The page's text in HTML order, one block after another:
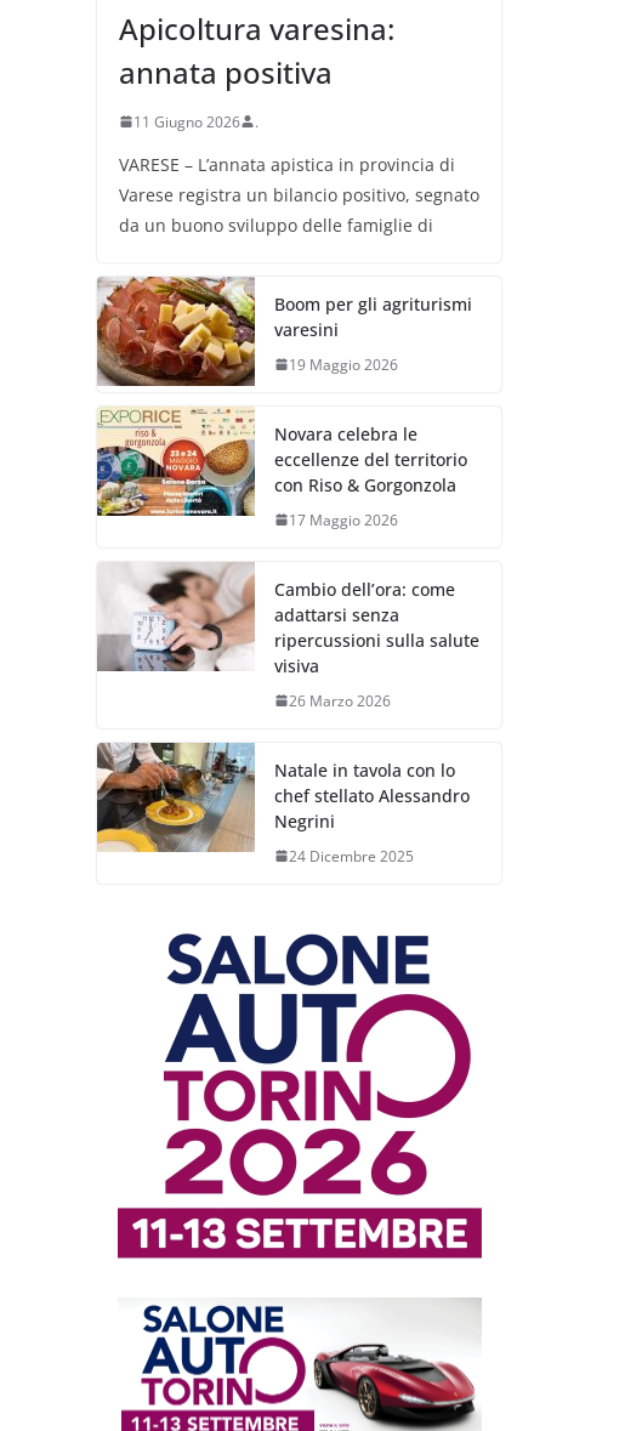
Apicoltura varesina:
annata positiva
11 Giugno 2026 .
VARESE – L’annata apistica in provincia di
Varese registra un bilancio positivo, segnato
da un buono sviluppo delle famiglie di
Boom per gli agriturismi
varesini
19 Maggio 2026
Novara celebra le
eccellenze del territorio
con Riso & Gorgonzola
17 Maggio 2026
Cambio dell’ora: come
adattarsi senza
ripercussioni sulla salute
visiva
26 Marzo 2026
Natale in tavola con lo
chef stellato Alessandro
Negrini
24 Dicembre 2025